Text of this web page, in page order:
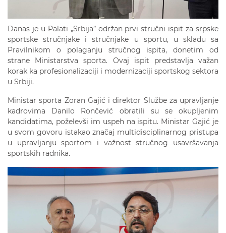
Danas je u Palati „Srbija” održan prvi stručni ispit za srpske
sportske stručnjake i stručnjake u sportu, u skladu sa
Pravilnikom o polaganju stručnog ispita, donetim od
strane Ministarstva sporta. Ovaj ispit predstavlja važan
korak ka profesionalizaciji i modernizaciji sportskog sektora
u Srbiji.
Ministar sporta Zoran Gajić i direktor Službe za upravljanje
kadrovima Danilo Rončević obratili su se okupljenim
kandidatima, poželevši im uspeh na ispitu. Ministar Gajić je
u svom govoru istakao značaj multidisciplinarnog pristupa
u upravljanju sportom i važnost stručnog usavršavanja
sportskih radnika.